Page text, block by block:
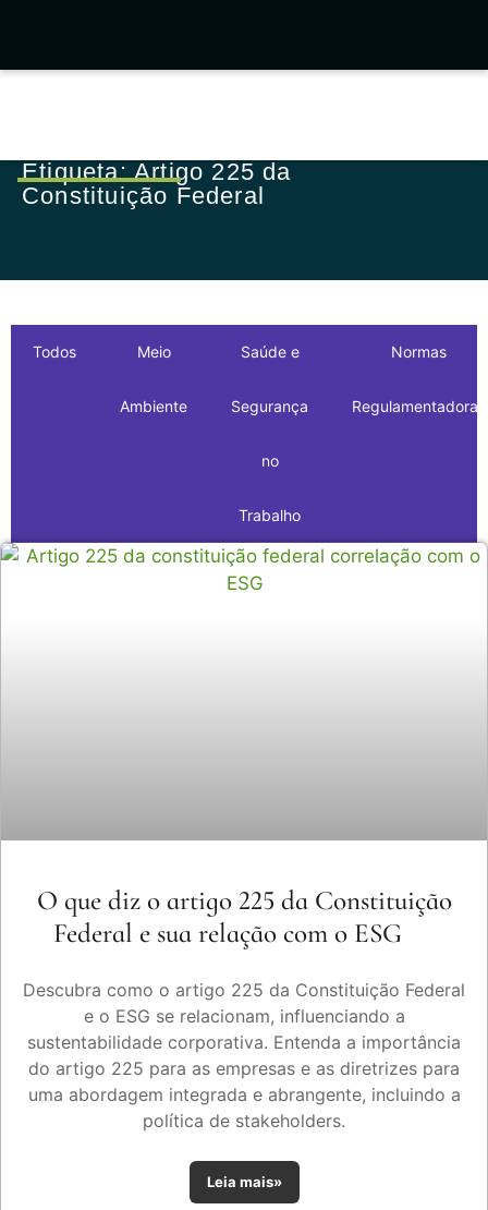
Etiqueta: Artigo 225 da
Constituição Federal
Todos Meio
Ambiente
Saúde e
Segurança
no
Trabalho
Normas
Regulamentadoras
O que diz o artigo 225 da Constituição
Federal e sua relação com o ESG
Descubra como o artigo 225 da Constituição Federal
e o ESG se relacionam, influenciando a
sustentabilidade corporativa. Entenda a importância
do artigo 225 para as empresas e as diretrizes para
uma abordagem integrada e abrangente, incluindo a
política de stakeholders.
Leia mais»